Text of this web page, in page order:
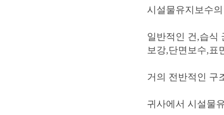
시설물유지보수
일반적인 건,습식
보강,단면보수,표
거의 전반적인 구
귀사에서 시설물